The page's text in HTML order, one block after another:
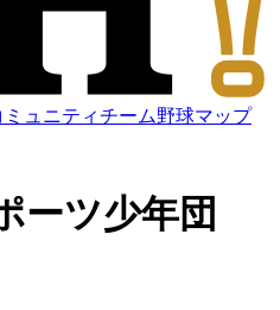
ミュニティチーム野球マップ
ーツ少年団